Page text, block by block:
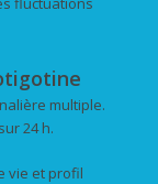
multiple.
24 h.
vie et profil